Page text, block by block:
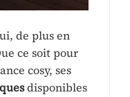
de plus en
ce soit pour
cosy, ses
disponibles